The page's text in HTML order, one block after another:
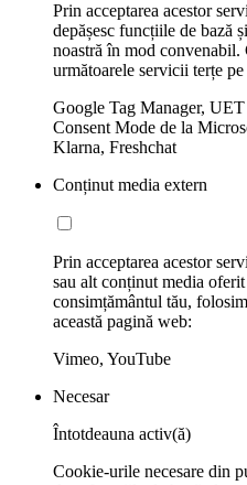
Prin acceptarea acestor
depășesc funcțiile de bază
noastră în mod
următoarele servicii terțe
Google Tag Manager,
Consent Mode de la
Klarna, Freshchat
Conținut media extern
Prin acceptarea acestor
sau alt conținut media
consimțământul tău,
această pagină web:
Vimeo, YouTube
Necesar
Întotdeauna activ(ă)
Cookie-urile necesare din